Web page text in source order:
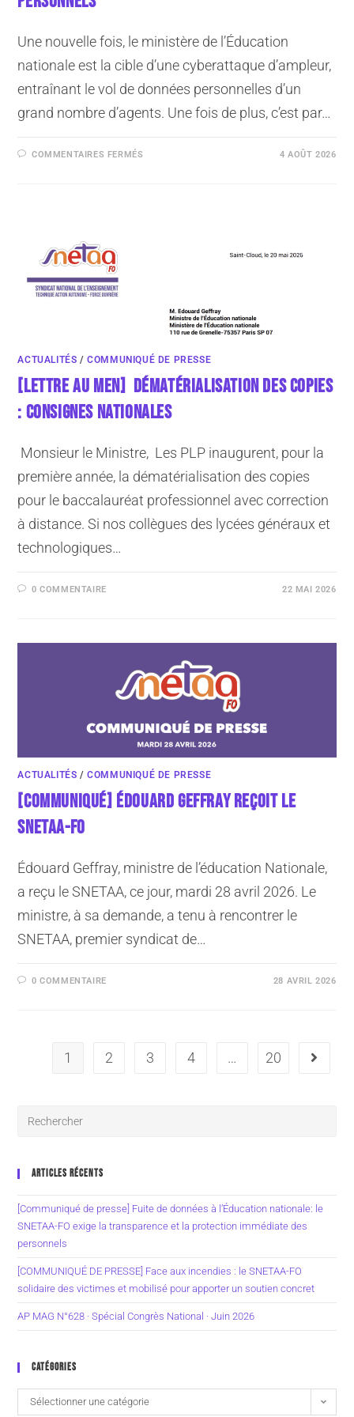
Une nouvelle fois, le ministère de l’Éducation
nationale est la cible d’une cyberattaque d’ampleur,
entraînant le vol de données personnelles d’un
grand nombre d’agents. Une fois de plus, c’est par…
COMMENTAIRES FERMÉS 4 AOÛT 2026
ACTUALITÉS /COMMUNIQUÉ DE PRESSE
[LETTRE AU MEN] DÉMATÉRIALISATION DES COPIES
: CONSIGNES NATIONALES
Monsieur le Ministre, Les PLP inaugurent, pour la
première année, la dématérialisation des copies
pour le baccalauréat professionnel avec correction
à distance. Si nos collègues des lycées généraux et
technologiques…
0 COMMENTAIRE 22 MAI 2026
ACTUALITÉS /COMMUNIQUÉ DE PRESSE
[COMMUNIQUÉ] ÉDOUARD GEFFRAY REÇOIT LE
SNETAA-FO
Édouard Geffray, ministre de l’éducation Nationale,
a reçu le SNETAA, ce jour, mardi 28 avril 2026. Le
ministre, à sa demande, a tenu à rencontrer le
SNETAA, premier syndicat de…
0 COMMENTAIRE 28 AVRIL 2026
1 2 3 4 … 20
ARTICLES RÉCENTS
[Communiqué de presse] Fuite de données à l’Éducation nationale: le
SNETAA-FO exige la transparence et la protection immédiate des
personnels
[COMMUNIQUÉ DE PRESSE] Face aux incendies : le SNETAA-FO
solidaire des victimes et mobilisé pour apporter un soutien concret
AP MAG N°628 · Spécial Congrès National · Juin 2026
CATÉGORIES
Sélectionner une catégorie